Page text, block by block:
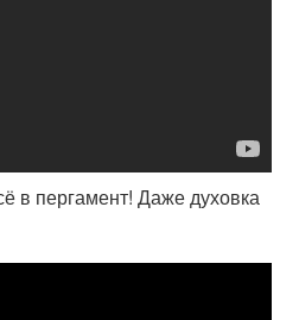
в пергамент! Даже духовка